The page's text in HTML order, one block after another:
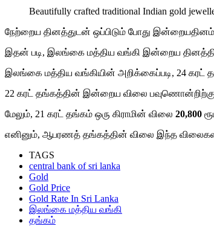
Beautifully crafted traditional Indian gold
நேற்றைய தினத்துடன் ஒப்பிடும் போது
இதன் படி, இலங்கை மத்திய வங்கி இன்றைய
இலங்கை மத்திய வங்கியின் அறிக்கைப்படி, 24
22 கரட் தங்கத்தின் இன்றைய விலை
மேலும், 21 கரட் தங்கம் ஒரு கிராமின் விலை 20,800
எனினும், ஆபரணத் தங்கத்தின் விலை இந்த
TAGS
central bank of sri lanka
Gold
Gold Price
Gold Rate In Sri Lanka
இலங்கை மத்திய வங்கி
தங்கம்